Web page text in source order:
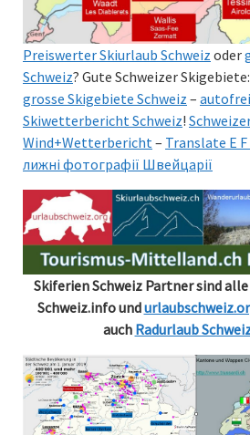
Preiswerter Skiurlaub Schweiz oder
Schweiz? Gute Schweizer Skigebiete:
grosse Skigebiete Schweiz –
Skiwetterbericht Schweiz!
Wind+Wetterbericht – Translate E
лижні фотографії Швейцарії
Skiferien Schweiz Partner sind
Schweiz.info und
auch Radurlaub